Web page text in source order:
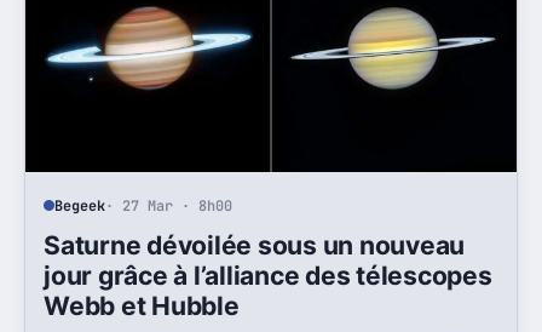
Begeek· 27 Mar · 8h00
Saturne dévoilée sous un nouveau
jour grâce à l’alliance des télescopes
Webb et Hubble